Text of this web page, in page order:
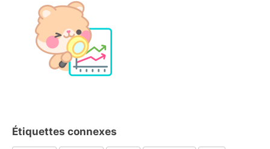
Étiquettes connexes